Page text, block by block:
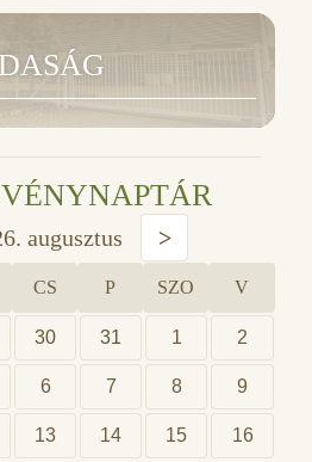
augusztus >
CS P SZO V
30 31 1 2
6 7 8 9
13 14 15 16